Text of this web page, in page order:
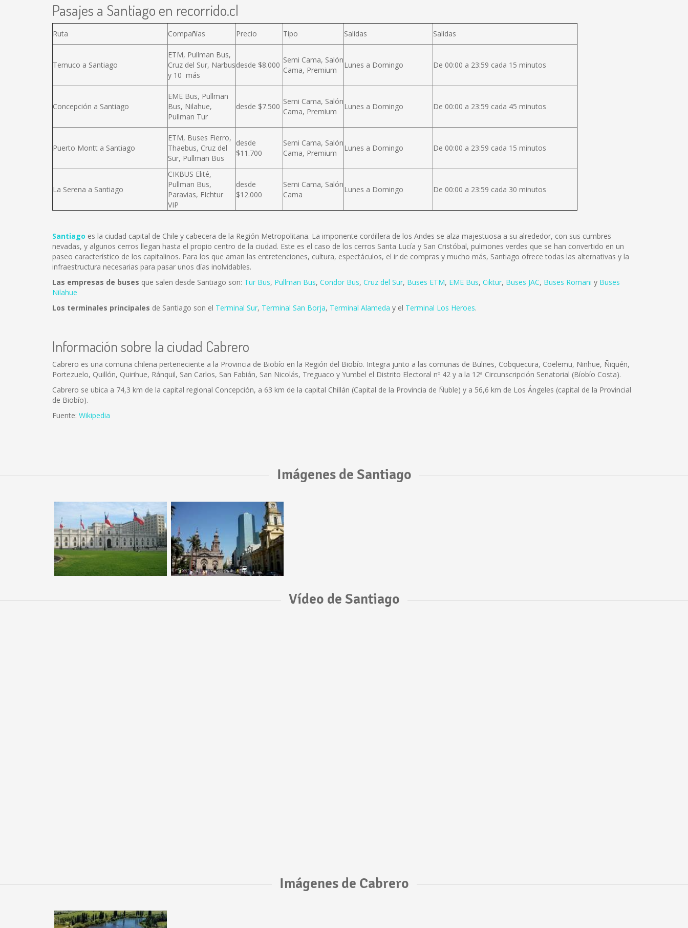
Pasajes a Santiago en recorrido.cl
Ruta Compañías Precio Tipo Salidas Salidas
Temuco a Santiago
ETM, Pullman Bus,
Cruz del Sur, Narbus
y 10 más
desde $8.000
Semi Cama, Salón
Cama, Premium
Lunes a Domingo De 00:00 a 23:59 cada 15 minutos
Concepción a Santiago
EME Bus, Pullman
Bus, Nilahue,
Pullman Tur
desde $7.500
Semi Cama, Salón
Cama, Premium
Lunes a Domingo De 00:00 a 23:59 cada 45 minutos
Puerto Montt a Santiago
ETM, Buses Fierro,
Thaebus, Cruz del
Sur, Pullman Bus
desde
$11.700
Semi Cama, Salón
Cama, Premium
Lunes a Domingo De 00:00 a 23:59 cada 15 minutos
La Serena a Santiago
CIKBUS Elité,
Pullman Bus,
Paravias, FIchtur
VIP
desde
$12.000
Semi Cama, Salón
Cama
Lunes a Domingo De 00:00 a 23:59 cada 30 minutos
Santiago es la ciudad capital de Chile y cabecera de la Región Metropolitana. La imponente cordillera de los Andes se alza majestuosa a su alrededor, con sus cumbres
nevadas, y algunos cerros llegan hasta el propio centro de la ciudad. Este es el caso de los cerros Santa Lucía y San Cristóbal, pulmones verdes que se han convertido en un
paseo característico de los capitalinos. Para los que aman las entretenciones, cultura, espectáculos, el ir de compras y mucho más, Santiago ofrece todas las alternativas y la
infraestructura necesarias para pasar unos días inolvidables.
Las empresas de buses que salen desde Santiago son: Tur Bus, Pullman Bus, Condor Bus, Cruz del Sur, Buses ETM, EME Bus, Ciktur, Buses JAC, Buses Romani y Buses
Nilahue
Los terminales principales de Santiago son el Terminal Sur, Terminal San Borja, Terminal Alameda y el Terminal Los Heroes.
Información sobre la ciudad Cabrero
Cabrero es una comuna chilena perteneciente a la Provincia de Biobío en la Región del Biobío. Integra junto a las comunas de Bulnes, Cobquecura, Coelemu, Ninhue, Ñiquén,
Portezuelo, Quillón, Quirihue, Ránquil, San Carlos, San Fabián, San Nicolás, Treguaco y Yumbel el Distrito Electoral nº 42 y a la 12ª Circunscripción Senatorial (Bíobío Costa).
Cabrero se ubica a 74,3 km de la capital regional Concepción, a 63 km de la capital Chillán (Capital de la Provincia de Ñuble) y a 56,6 km de Los Ángeles (capital de la Provincial
de Biobío).
Fuente: Wikipedia
Imágenes de Santiago
Vídeo de Santiago
Imágenes de Cabrero